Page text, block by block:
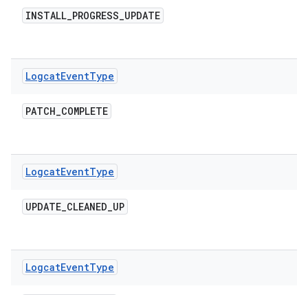
INSTALL_PROGRESS_UPDATE
LogcatEventType
PATCH_COMPLETE
LogcatEventType
UPDATE_CLEANED_UP
LogcatEventType